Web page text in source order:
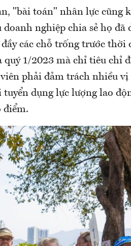
"bài toán" nhân lực cũng
nghiệp chia sẻ họ đã
các chỗ trống trước thời
quý 1/2023 mà chỉ tiêu chỉ
phải đảm trách nhiều
dụng lực lượng lao
điểm.